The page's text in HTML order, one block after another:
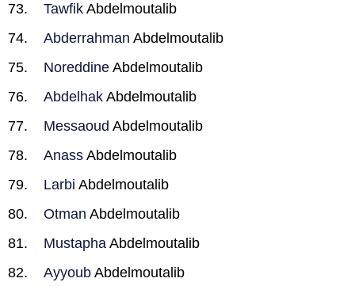
Tawfik Abdelmoutalib
Abderrahman Abdelmoutalib
Noreddine Abdelmoutalib
Abdelhak Abdelmoutalib
Messaoud Abdelmoutalib
Anass Abdelmoutalib
Larbi Abdelmoutalib
Otman Abdelmoutalib
Mustapha Abdelmoutalib
Ayyoub Abdelmoutalib